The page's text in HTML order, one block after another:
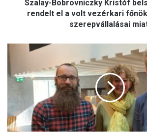
n
z
r
i
Szalay-Bobrovniczky Kristóf
rendelt el a volt vezérkari
szerepvállalásai
o
l